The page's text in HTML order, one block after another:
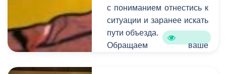
устраняют проблемы в
сфере ЖКХ.
с пониманием отнестись к
ситуации и заранее искать
пути объезда.
Обращаем ваше